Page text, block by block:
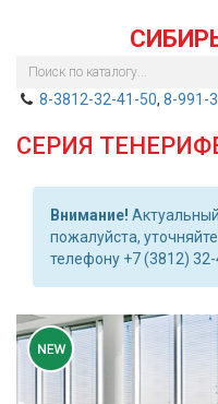
8-3812-32-41-50, 8-991-
СЕРИЯ
Внимание!
пожалуйста,
телефону +7 (3812)